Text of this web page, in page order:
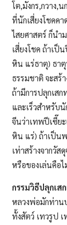
โต,มังกร,กวาง,
ที่นักเสี่ยงโชคค
ไสยศาสตร์ ก็นำ
เสี่ยงโชค ถ้าเป็
หิน แร่ธาตุ) ธา
ธรรมชาติ จะสร้
ถ้ามีการปลุกเสก
และเร็วสำหรับ
จีนว่าเทพปีเซี๊ย
หิน แร่) ถ้าเป็นพ
เท่าสร้างจากวัส
หรือของเล่นคือ
กรรมวิธีปลุกเส
หลวงพ่อมักท่าน
ทั้งสัตว์ เทวรูป